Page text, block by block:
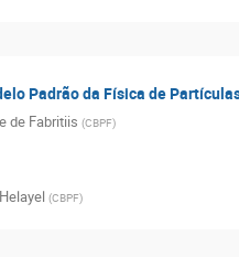
Padrão da Física de
de Fabritiis (CBPF)
(CBPF)